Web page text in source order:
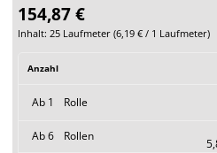
154,87 €
Inhalt: 25 Laufmeter (6,19 € / 1 Laufmeter)
Anzahl
Ab 1 Rolle
Ab6 Rollen